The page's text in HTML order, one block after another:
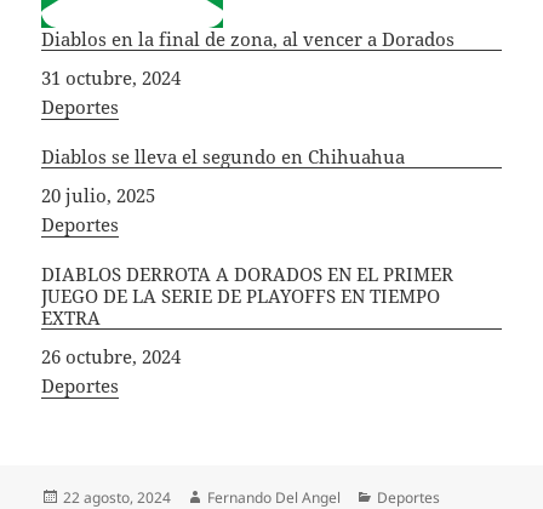
Diablos en la final de zona, al vencer a Dorados
Fecha
31 octubre, 2024
In relation to
Deportes
Diablos se lleva el segundo en Chihuahua
Fecha
20 julio, 2025
In relation to
Deportes
DIABLOS DERROTA A DORADOS EN EL PRIMER
JUEGO DE LA SERIE DE PLAYOFFS EN TIEMPO
EXTRA
Fecha
26 octubre, 2024
In relation to
Deportes
Publicado
22 agosto, 2024 Autor
Fernando Del Angel Categorías
Deportes